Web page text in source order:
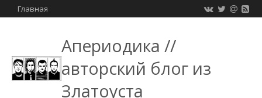
Главная
Апериодика //
авторский блог из
Златоуста